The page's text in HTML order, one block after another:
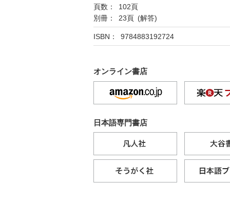
頁数： 102頁
別冊： 23頁 (解答)
ISBN： 9784883192724
オンライン書店
日本語専門書店